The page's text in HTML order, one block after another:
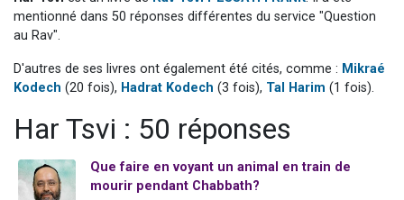
61 personnes viennent de demander une bénédiction
Il reste 49 places pour étudier en groupe sur Zoom
Eva vient de donner son Maasser
mentionné dans 50 réponses différentes du service "Question
au Rav".
D'autres de ses livres ont également été cités, comme : Mikraé
Kodech (20 fois), Hadrat Kodech (3 fois), Tal Harim (1 fois).
Har Tsvi : 50 réponses
Que faire en voyant un animal en train de
mourir pendant Chabbath?